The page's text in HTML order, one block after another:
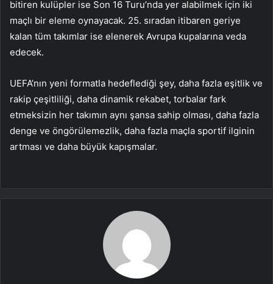
bitiren kulüpler ise Son 16 Turu’nda yer alabilmek için iki
maçlı bir eleme oynayacak. 25. sıradan itibaren geriye
kalan tüm takımlar ise elenerek Avrupa kupalarına veda
edecek.
UEFA’nın yeni formatla hedeflediği şey, daha fazla eşitlik ve
rakip çeşitliliği, daha dinamik rekabet, torbalar fark
etmeksizin her takımın aynı şansa sahip olması, daha fazla
denge ve öngörülemezlik, daha fazla maçla sportif ilginin
artması ve daha büyük kapışmalar.